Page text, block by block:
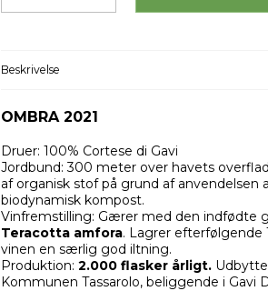
Beskrivelse
OMBRA 2021
Druer: 100% Cortese di Gavi
Jordbund: 300 meter over havets
af organisk stof på grund af
biodynamisk kompost.
Vinfremstilling: Gærer med den indfødte
Teracotta amfora. Lagrer efterfølgende
vinen en særlig god iltning.
Produktion: 2.000 flasker årligt.
Kommunen Tassarolo, beliggende i Gavi